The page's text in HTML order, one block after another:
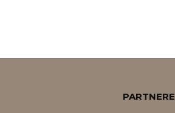
PARTNERE